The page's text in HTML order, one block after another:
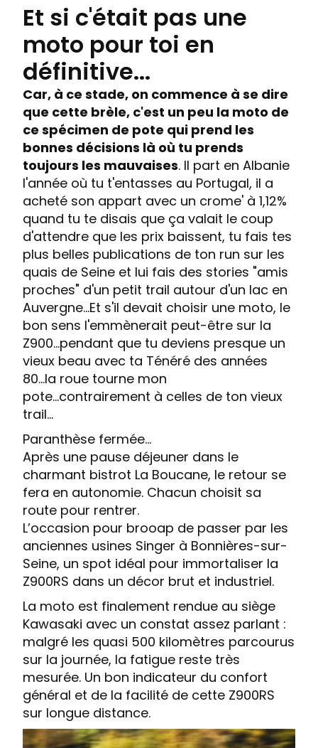
Et si c'était pas une
moto pour toi en
définitive...
Car, à ce stade, on commence à se dire
que cette brèle, c'est un peu la moto de
ce spécimen de pote qui prend les
bonnes décisions là où tu prends
toujours les mauvaises. Il part en Albanie
l'année où tu t'entasses au Portugal, il a
acheté son appart avec un crome' à 1,12%
quand tu te disais que ça valait le coup
d'attendre que les prix baissent, tu fais tes
plus belles publications de ton run sur les
quais de Seine et lui fais des stories "amis
proches" d'un petit trail autour d'un lac en
Auvergne...Et s'il devait choisir une moto, le
bon sens l'emmènerait peut-être sur la
Z900...pendant que tu deviens presque un
vieux beau avec ta Ténéré des années
80...la roue tourne mon
pote...contrairement à celles de ton vieux
trail...
Paranthèse fermée...
Après une pause déjeuner dans le
charmant bistrot La Boucane, le retour se
fera en autonomie. Chacun choisit sa
route pour rentrer.
L’occasion pour brooap de passer par les
anciennes usines Singer à Bonnières-sur-
Seine, un spot idéal pour immortaliser la
Z900RS dans un décor brut et industriel.
La moto est finalement rendue au siège
Kawasaki avec un constat assez parlant :
malgré les quasi 500 kilomètres parcourus
sur la journée, la fatigue reste très
mesurée. Un bon indicateur du confort
général et de la facilité de cette Z900RS
sur longue distance.